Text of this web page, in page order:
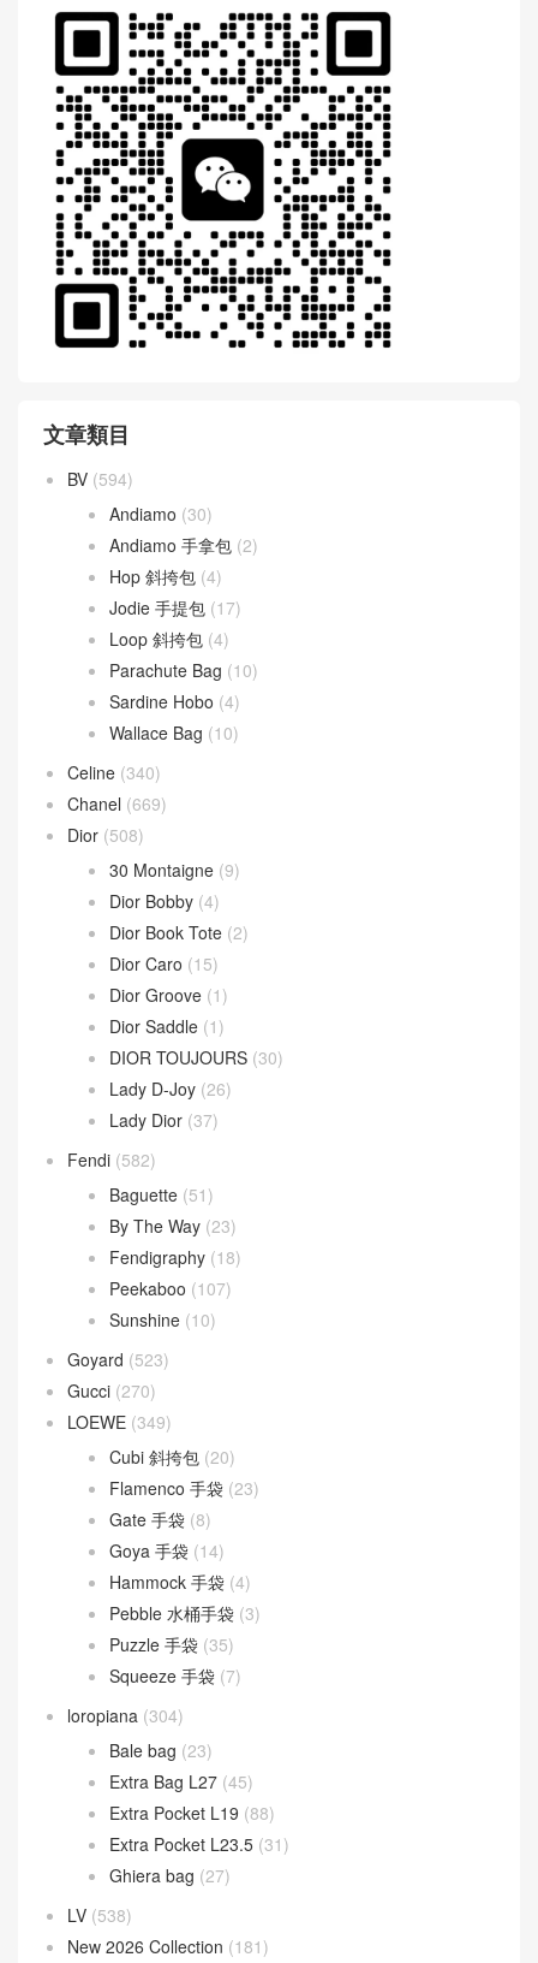
(594)
Andiamo(30)
Andiamo 手拿包
Hop 斜挎包(4)
Jodie 手提包(17)
Loop 斜挎包(4)
Parachute Bag(10)
Sardine Hobo(4)
Wallace Bag
Celine(340)
Chanel(669)
Dior
(508)
30 Montaigne(9)
Dior Bobby(4)
Dior Book Tote
Dior Caro
Dior Groove
Dior Saddle (1)
DIOR TOUJOURS(30)
Lady D-Joy(26)
Lady Dior(37)
Fendi (582)
Baguette(51)
By The Way (23)
Fendigraphy(18)
Peekaboo
Sunshine (10)
Goyard(523)
Gucci (270)
LOEWE(349)
Cubi 斜挎包 (20)
Flamenco 手袋
Gate 手袋(8)